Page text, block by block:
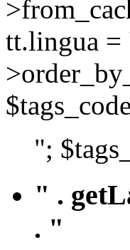
tt.lingua
";
" .
. "